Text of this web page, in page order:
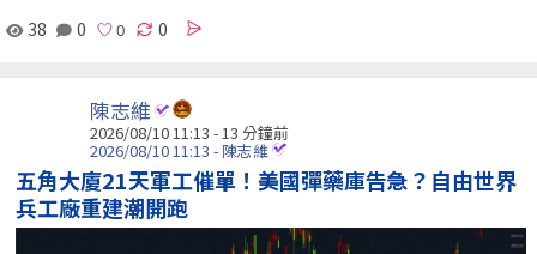
38
0 0
陳志維
2026/08/10 11:13 - 13 分鐘前
2026/08/10 11:13 - 陳志維
五角大廈21天軍工催單！美國彈藥庫告急？自由世界
兵工廠重建潮開跑